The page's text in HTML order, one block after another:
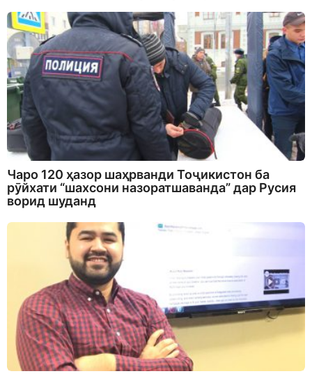
Чаро 120 ҳазор шаҳрванди Тоҷикистон ба
рӯйхати “шахсони назоратшаванда” дар Русия
ворид шуданд